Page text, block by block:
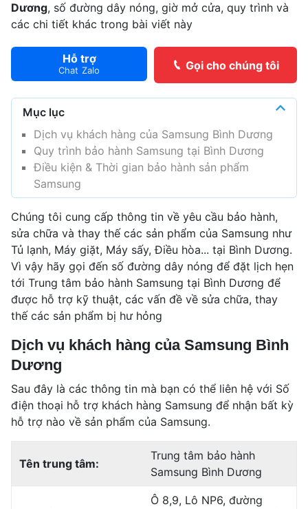
Dương, số đường dây nóng, giờ mở cửa, quy trình và
các chi tiết khác trong bài viết này
Gọi cho chúng tôi
Hỗ trợ
Chat Zalo
Mục lục
Dịch vụ khách hàng của Samsung Bình Dương
Quy trình bảo hành Samsung tại Bình Dương
Điều kiện & Thời gian bảo hành sản phẩm
Samsung
Chúng tôi cung cấp thông tin về yêu cầu bảo hành,
sửa chữa và thay thế các sản phẩm của Samsung như
Tủ lạnh, Máy giặt, Máy sấy, Điều hòa... tại Bình Dương.
Vì vậy hãy gọi đến số đường dây nóng để đặt lịch hẹn
tới Trung tâm bảo hành Samsung tại Bình Dương để
được hỗ trợ kỹ thuật, các vấn đề về sửa chữa, thay
thế các sản phẩm bị hư hỏng
Dịch vụ khách hàng của Samsung Bình
Dương
Sau đây là các thông tin mà bạn có thể liên hệ với Số
điện thoại hỗ trợ khách hàng Samsung để nhận bất kỳ
hỗ trợ nào về sản phẩm của Samsung.
Tên trung tâm:
Trung tâm bảo hành
Samsung Bình Dương
Ô 8,9, Lô NP6, đường